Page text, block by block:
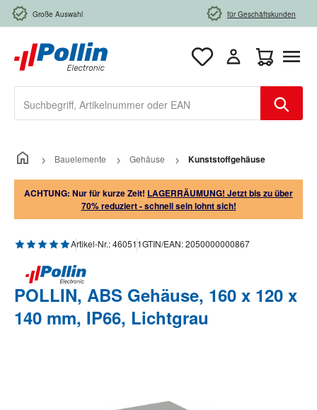
Zum Hauptinhalt springen
Große Auswahl für Geschäftskunden
Bauelemente Gehäuse Kunststoffgehäuse
ACHTUNG: Nur für kurze Zeit! LAGERRÄUMUNG! Jetzt bis zu über
70% reduziert - schnell sein lohnt sich!
Durchschnittliche Bewertung von 5 von 5 Sternen
Artikel-Nr.:460511GTIN/EAN:2050000000867
POLLIN, ABS Gehäuse, 160 x 120 x
140 mm, IP66, Lichtgrau